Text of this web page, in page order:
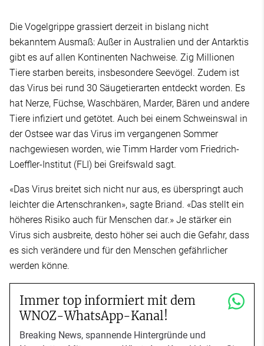
Die Vogelgrippe grassiert derzeit in bislang nicht
bekanntem Ausmaß: Außer in Australien und der Antarktis
gibt es auf allen Kontinenten Nachweise. Zig Millionen
Tiere starben bereits, insbesondere Seevögel. Zudem ist
das Virus bei rund 30 Säugetierarten entdeckt worden. Es
hat Nerze, Füchse, Waschbären, Marder, Bären und andere
Tiere infiziert und getötet. Auch bei einem Schweinswal in
der Ostsee war das Virus im vergangenen Sommer
nachgewiesen worden, wie Timm Harder vom Friedrich-
Loeffler-Institut (FLI) bei Greifswald sagt.
«Das Virus breitet sich nicht nur aus, es überspringt auch
leichter die Artenschranken», sagte Briand. «Das stellt ein
höheres Risiko auch für Menschen dar.» Je stärker ein
Virus sich ausbreite, desto höher sei auch die Gefahr, dass
es sich verändere und für den Menschen gefährlicher
werden könne.
Immer top informiert mit dem
WNOZ-WhatsApp-Kanal!
Breaking News, spannende Hintergründe und